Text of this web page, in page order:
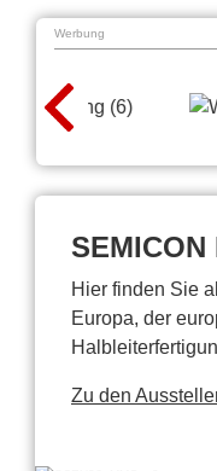
Werbung
Hier finden Sie
Europa, der
Zu den